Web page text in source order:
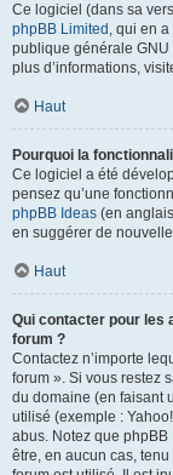
Ce logiciel (dans sa
phpBB Limited , qui en
publique générale GNU
plus d’informations,
Haut
Pourquoi la
Ce logiciel a été
pensez qu’une
phpBB Ideas (en
en suggérer de
Haut
Qui contacter pour les
forum ?
Contactez n’importe
forum ». Si vous restez
du domaine (en faisant
utilisé (exemple :
abus. Notez que phpBB
être, en aucun cas,